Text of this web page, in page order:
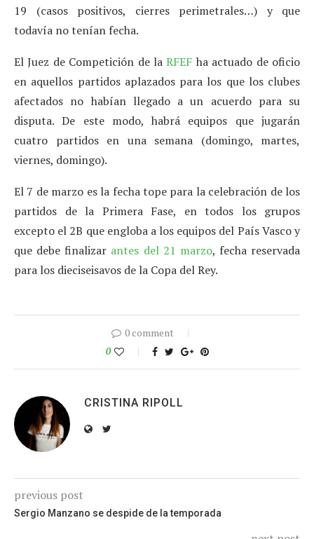
19 (casos positivos, cierres perimetrales…) y que
todavía no tenían fecha.
El Juez de Competición de laRFEF ha actuado de oficio
en aquellos partidos aplazados para los que los clubes
afectados no habían llegado a un acuerdo para su
disputa. De este modo, habrá equipos que jugarán
cuatro partidos en una semana (domingo, martes,
viernes, domingo).
El 7 de marzo es la fecha tope para la celebración de los
partidos de la Primera Fase, en todos los grupos
excepto el 2B que engloba a los equipos del País Vasco y
que debe finalizar antes del 21 marzo, fecha reservada
para los dieciseisavos de la Copa del Rey.
0 comment
0
CRISTINA RIPOLL
previous post
Sergio Manzano se despide de la temporada